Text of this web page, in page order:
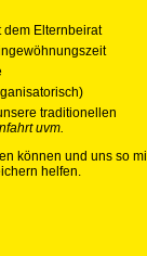
Elternbeirat
traditionellen
uvm.
können und uns so
helfen.